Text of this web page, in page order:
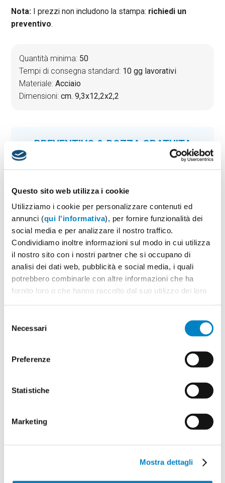
Questo sito web utilizza i cookie
Utilizziamo i cookie per personalizzare contenuti ed
annunci (qui l'informativa), per fornire funzionalità dei
social media e per analizzare il nostro traffico.
Condividiamo inoltre informazioni sul modo in cui utilizza
il nostro sito con i nostri partner che si occupano di
analisi dei dati web, pubblicità e social media, i quali
potrebbero combinarle con altre informazioni che ha
fornito loro o che hanno raccolto dal suo utilizzo dei loro
delNecessari
Preferenze
Statistiche
Marketing
Mostra dettagli
Nota: I prezzi non includono la stampa: richiedi un
preventivo.
Quantità minima: 50
Tempi di consegna standard: 10 gg lavorativi
Materiale:Acciaio
Dimensioni:cm. 9,3x12,2x2,2
PREVENTIVO & BOZZA GRATUITA
Potrai indicare successivamente la suddivisione per
1 Seleziona il colore:
Quantità
Minimo: 50
Vuoi caricare il tuo logo o grafica adesso? Potrai
comunque farlo successivamente.
50